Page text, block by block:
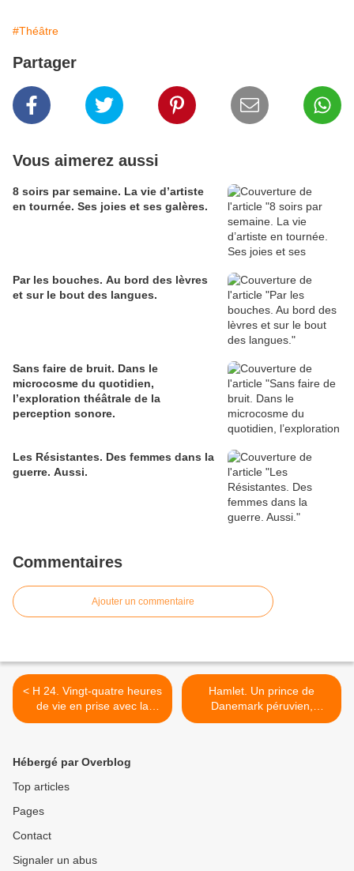
#Théâtre
Partager
Vous aimerez aussi
8 soirs par semaine. La vie d’artiste
en tournée. Ses joies et ses galères.
Par les bouches. Au bord des lèvres
et sur le bout des langues.
Sans faire de bruit. Dans le
microcosme du quotidien,
l’exploration théâtrale de la
perception sonore.
Les Résistantes. Des femmes dans la
guerre. Aussi.
Commentaires
Ajouter un commentaire
< H 24. Vingt-quatre heures
de vie en prise avec la
passion.
Hamlet. Un prince de
Danemark péruvien,
protéiforme et décoiffant. >
Hébergé par Overblog
Top articles
Pages
Contact
Signaler un abus